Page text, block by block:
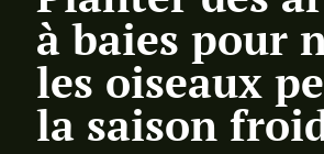
à baies pour
les oiseaux
la saison